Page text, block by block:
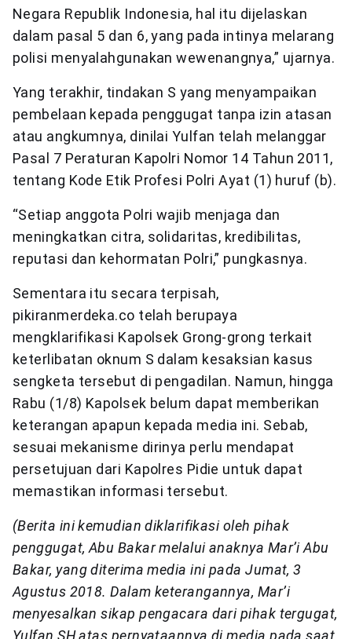
Negara Republik Indonesia, hal itu dijelaskan
dalam pasal 5 dan 6, yang pada intinya melarang
polisi menyalahgunakan wewenangnya,” ujarnya.
Yang terakhir, tindakan S yang menyampaikan
pembelaan kepada penggugat tanpa izin atasan
atau angkumnya, dinilai Yulfan telah melanggar
Pasal 7 Peraturan Kapolri Nomor 14 Tahun 2011,
tentang Kode Etik Profesi Polri Ayat (1) huruf (b).
“Setiap anggota Polri wajib menjaga dan
meningkatkan citra, solidaritas, kredibilitas,
reputasi dan kehormatan Polri,” pungkasnya.
Sementara itu secara terpisah,
pikiranmerdeka.co telah berupaya
mengklarifikasi Kapolsek Grong-grong terkait
keterlibatan oknum S dalam kesaksian kasus
sengketa tersebut di pengadilan. Namun, hingga
Rabu (1/8) Kapolsek belum dapat memberikan
keterangan apapun kepada media ini. Sebab,
sesuai mekanisme dirinya perlu mendapat
persetujuan dari Kapolres Pidie untuk dapat
memastikan informasi tersebut.
(Berita ini kemudian diklarifikasi oleh pihak
penggugat, Abu Bakar melalui anaknya Mar’i Abu
Bakar, yang diterima media ini pada Jumat, 3
Agustus 2018. Dalam keterangannya, Mar’i
menyesalkan sikap pengacara dari pihak tergugat,
Yulfan SH atas pernyataannya di media pada saat